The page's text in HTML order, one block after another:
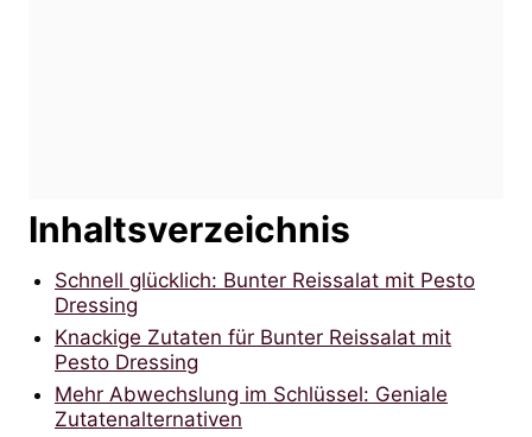
Inhaltsverzeichnis
Schnell glücklich: Bunter Reissalat mit Pesto
Dressing
Knackige Zutaten für Bunter Reissalat mit
Pesto Dressing
Mehr Abwechslung im Schlüssel: Geniale
Zutatenalternativen